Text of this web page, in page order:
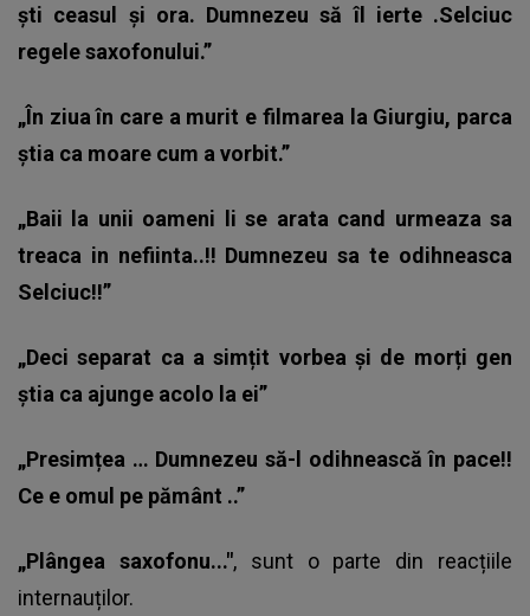
ști ceasul și ora. Dumnezeu să îl ierte .Selciuc
regele saxofonului.”
„În ziua în care a murit e filmarea la Giurgiu, parca
știa ca moare cum a vorbit.”
„Baii la unii oameni li se arata cand urmeaza sa
treaca in nefiinta..!! Dumnezeu sa te odihneasca
Selciuc!!”
„Deci separat ca a simțit vorbea și de morți gen
știa ca ajunge acolo la ei”
„Presimțea … Dumnezeu să-l odihnească în pace!!
Ce e omul pe pământ ..”
„Plângea saxofonu...", sunt o parte din reacțiile
internauților.